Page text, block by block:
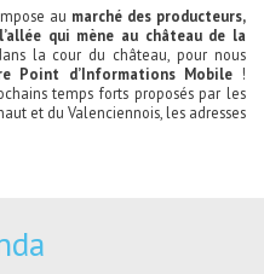
au marché des producteurs,
qui mène au château de la
la cour du château, pour nous
Point d’Informations Mobile !
temps forts proposés par les
et du Valenciennois, les adresses